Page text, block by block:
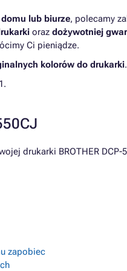
lub biurze, polecamy
oraz dożywotniej
Ci pieniądze.
kolorów do drukarki.
drukarki BROTHER DCP-
zapobiec